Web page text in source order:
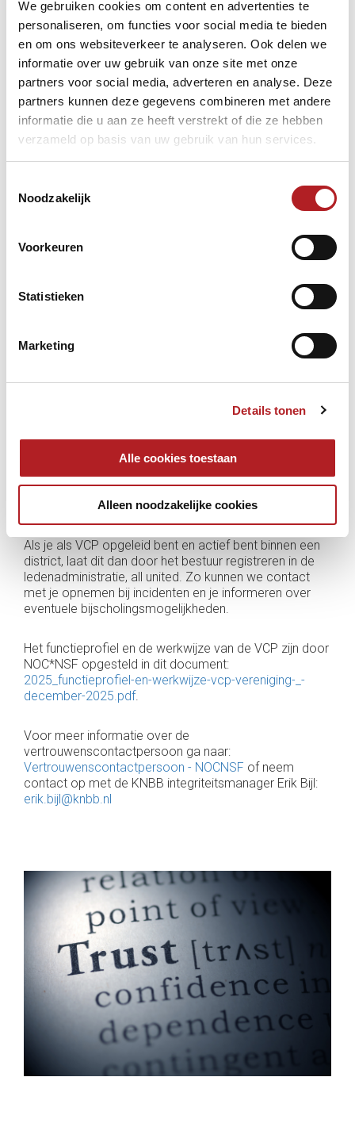
We gebruiken cookies om content en advertenties te
personaliseren, om functies voor social media te bieden
en om ons websiteverkeer te analyseren. Ook delen we
informatie over uw gebruik van onze site met onze
partners voor social media, adverteren en analyse. Deze
partners kunnen deze gegevens combineren met andere
informatie die u aan ze heeft verstrekt of die ze hebben
verzameld op basis van uw gebruik van hun services.
Noodzakelijk
Voorkeuren
Statistieken
Marketing
Details tonen
Alle cookies toestaan
Alleen noodzakelijke cookies
De VCP biedt een laagdrempelige manier om
grensoverschrijdend gedrag, zoals pesten, intimidatie,
agressie en discriminatie te bespreken. Daarbij biedt de
VCP een luisterend oor, denkt mee en geeft uitleg over
eventuele vervolgstappen. Gesprekken worden
vertrouwelijk gevoerd, maar volledige geheimhouding
kan niet worden gegarandeerd. Een professionele
vertrouwenspersoon kan dit doorgaans wel.
Naast deze opvang- en doorverwijsfunctie speelt de
bij te dragen aan de implementatie van de KNBB
gedragscode. Daarmee levert de VCP een bijdrage aan
hulpverlener en deze functie kan niet gecombineerd
worden met een bestuurs- of kaderfunctie binnen de
De VCP is dus een onmisbare schakel voor het
gedrag!
gespreksvaardigheden, een integere houding en kennis
van de sportnetwerken. Daarom biedt NOC*NSF
kosteloos een opleiding tot
vertrouwenscontactpersoon aan. Het actuele aanbod
is hier te vinden:Opleiding VCP.
Als je als VCP opgeleid bent en actief bent binnen een
district, laat dit dan door het bestuur registreren in de
ledenadministratie, all united. Zo kunnen we contact
met je opnemen bij incidenten en je informeren over
eventuele bijscholingsmogelijkheden.
Het functieprofiel en de werkwijze van de VCP zijn door
NOC*NSF opgesteld in dit document:
2025_functieprofiel-en-werkwijze-vcp-vereniging-_-
december-2025.pdf.
Voor meer informatie over de
vertrouwenscontactpersoon ga naar:
Vertrouwenscontactpersoon - NOCNSF of neem
contact op met de KNBB integriteitsmanager Erik Bijl:
erik.bijl@knbb.nl